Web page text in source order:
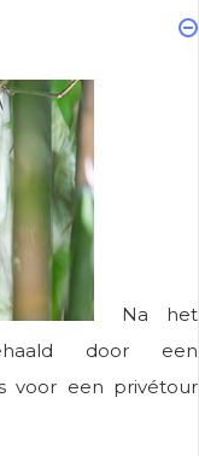
Na het
door een
voor een privétour